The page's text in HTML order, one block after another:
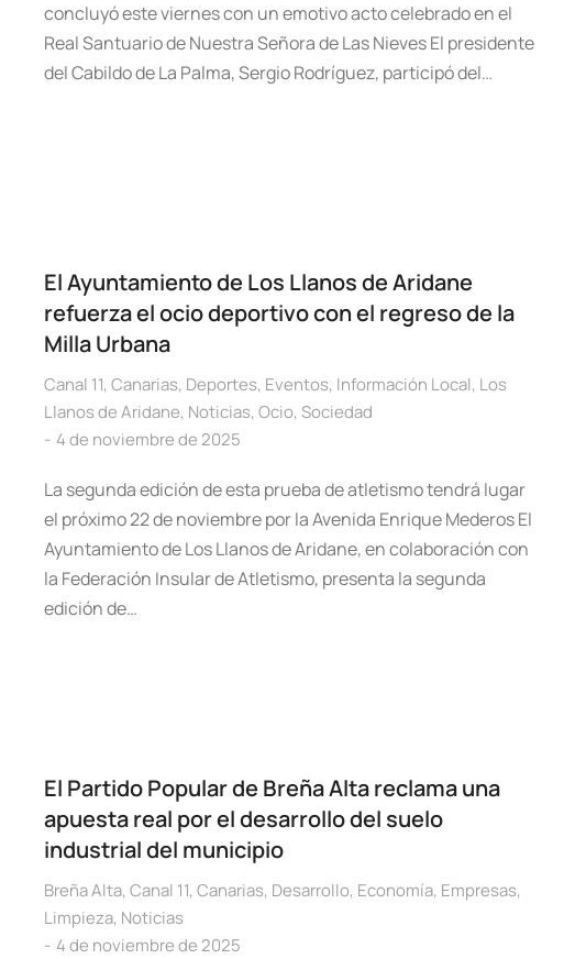
concluyó este viernes con un emotivo acto celebrado en el
Real Santuario de Nuestra Señora de Las Nieves El presidente
del Cabildo de La Palma, Sergio Rodríguez, participó del…
El Ayuntamiento de Los Llanos de Aridane
refuerza el ocio deportivo con el regreso de la
Milla Urbana
Canal 11, Canarias, Deportes, Eventos, Información Local, Los
Llanos de Aridane, Noticias, Ocio, Sociedad
4 de noviembre de 2025
La segunda edición de esta prueba de atletismo tendrá lugar
el próximo 22 de noviembre por la Avenida Enrique Mederos El
Ayuntamiento de Los Llanos de Aridane, en colaboración con
la Federación Insular de Atletismo, presenta la segunda
edición de…
El Partido Popular de Breña Alta reclama una
apuesta real por el desarrollo del suelo
industrial del municipio
Breña Alta, Canal 11, Canarias, Desarrollo, Economía, Empresas,
Limpieza, Noticias
4 de noviembre de 2025